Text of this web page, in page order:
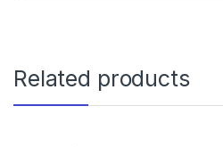
Related products